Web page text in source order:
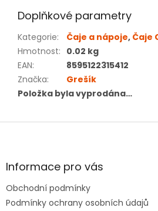
Doplňkové parametry
Kategorie: Čaje a nápoje, Čaje
Hmotnost: 0.02 kg
EAN:
8595122315412
Značka:
Grešík
Položka byla vyprodána…
Z
aInformace pro vás
Obchodní podmínky
Podmínky ochrany osobních údajů